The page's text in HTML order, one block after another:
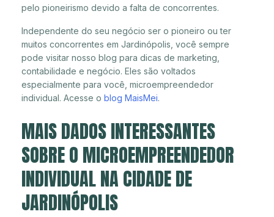
pelo pioneirismo devido a falta de concorrentes.
Independente do seu negócio ser o pioneiro ou ter
muitos concorrentes em Jardinópolis, você sempre
pode visitar nosso blog para dicas de marketing,
contabilidade e negócio. Eles são voltados
especialmente para você, microempreendedor
individual. Acesse o blog MaisMei.
MAIS DADOS INTERESSANTES
SOBRE O MICROEMPREENDEDOR
INDIVIDUAL NA CIDADE DE
JARDINÓPOLIS